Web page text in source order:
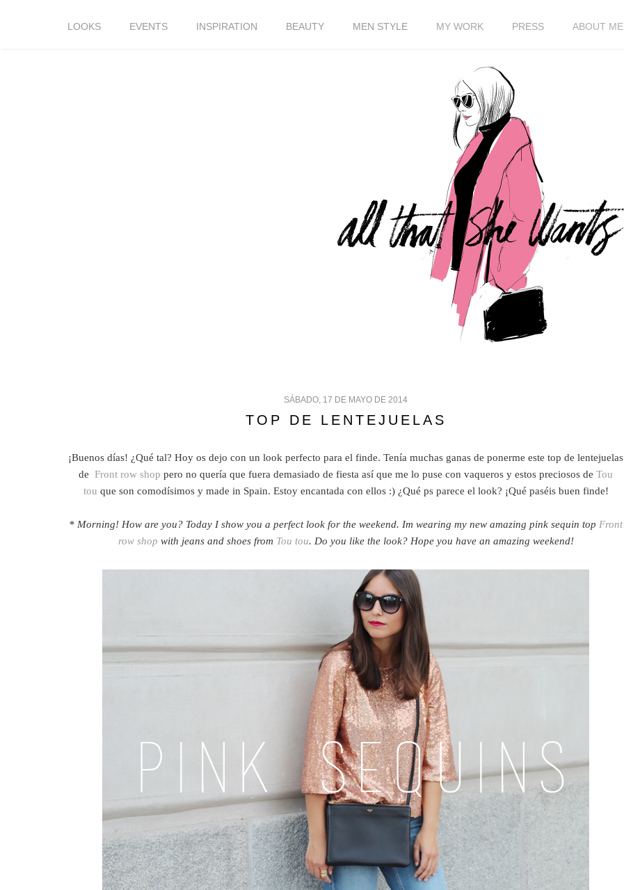
LOOKS EVENTS INSPIRATION BEAUTY MEN STYLE MY WORK PRESS ABOUT ME
SÁBADO, 17 DE MAYO DE 2014
TOP DE LENTEJUELAS
¡Buenos días! ¿Qué tal? Hoy os dejo con un look perfecto para el finde. Tenía muchas ganas de ponerme este top de lentejuelas
de Front row shop pero no quería que fuera demasiado de fiesta así que me lo puse con vaqueros y estos preciosos de Tou
tou que son comodísimos y made in Spain. Estoy encantada con ellos :) ¿Qué ps parece el look? ¡Qué paséis buen finde!
* Morning! How are you? Today I show you a perfect look for the weekend. Im wearing my new amazing pink sequin top Front
row shop with jeans and shoes from Tou tou. Do you like the look? Hope you have an amazing weekend!